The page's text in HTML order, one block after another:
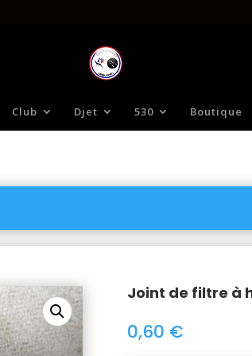
Club Djet 530 Boutique
Joint de filtre à
0,60 €